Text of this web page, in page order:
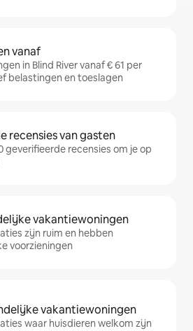
vanaf
in Blind River vanaf € 61 per
belastingen en toeslagen
recensies van gasten
geverifieerde recensies om je op
vakantiewoningen
zijn ruim en hebben
voorzieningen
vakantiewoningen
waar huisdieren welkom zijn